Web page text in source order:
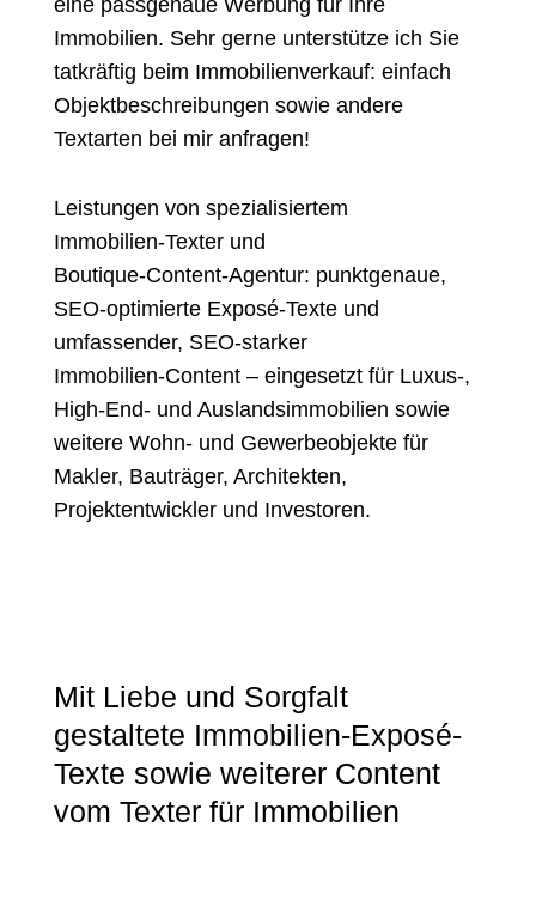
Immobilien. Sehr gerne unterstütze ich Sie
tatkräftig beim Immobilienverkauf: einfach
Objektbeschreibungen sowie andere
Textarten bei mir anfragen!
Leistungen von spezialisiertem
Immobilien‑Texter und
Boutique‑Content‑Agentur: punktgenaue,
SEO‑optimierte Exposé‑Texte und
umfassender, SEO‑starker
Immobilien‑Content – eingesetzt für Luxus‑,
High‑End‑ und Auslandsimmobilien sowie
weitere Wohn‑ und Gewerbeobjekte für
Makler, Bauträger, Architekten,
Projektentwickler und Investoren.
Mit Liebe und Sorgfalt
gestaltete Immobilien-Exposé-
Texte sowie weiterer Content
vom Texter für Immobilien